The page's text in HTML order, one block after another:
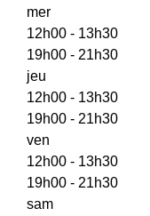
mer
12h00 - 13h30
19h00 - 21h30
jeu
12h00 - 13h30
19h00 - 21h30
ven
12h00 - 13h30
19h00 - 21h30
sam